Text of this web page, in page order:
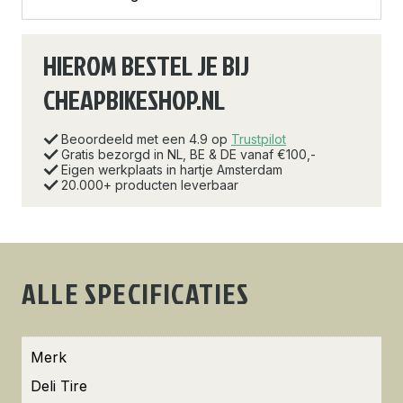
HIEROM BESTEL JE BIJ
CHEAPBIKESHOP.NL
Beoordeeld met een 4.9 op Trustpilot
Gratis bezorgd in NL, BE & DE vanaf €100,-
Eigen werkplaats in hartje Amsterdam
20.000+ producten leverbaar
ALLE SPECIFICATIES
Merk
Deli Tire